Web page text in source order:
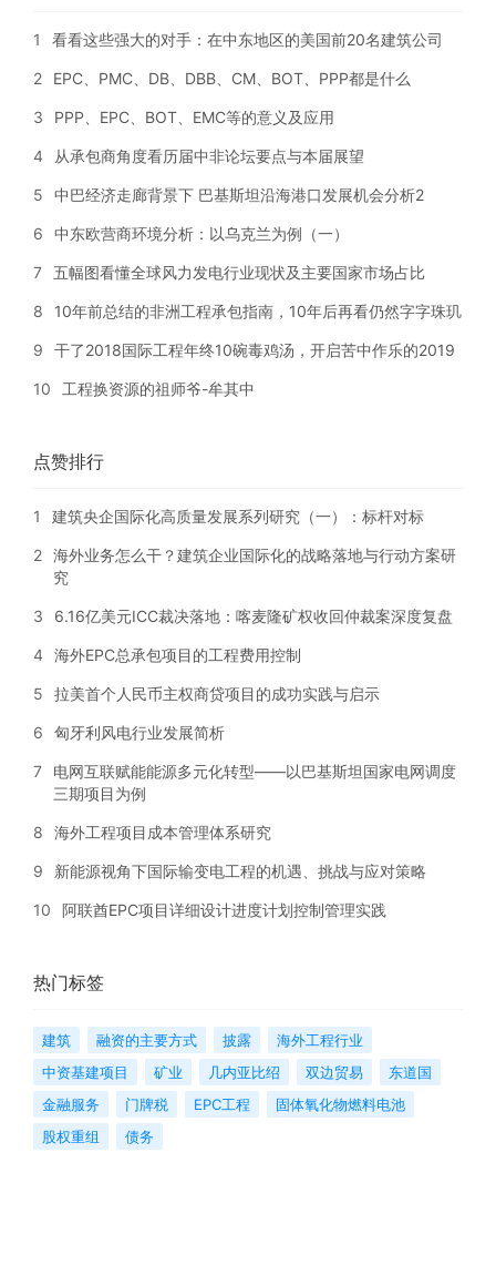
1 看看这些强大的对手：在中东地区的美国前20名建筑公司
2 EPC、PMC、DB、DBB、CM、BOT、PPP都是什么
3 PPP、EPC、BOT、EMC等的意义及应用
4 从承包商角度看历届中非论坛要点与本届展望
5 中巴经济走廊背景下 巴基斯坦沿海港口发展机会分析2
6 中东欧营商环境分析：以乌克兰为例（一）
7 五幅图看懂全球风力发电行业现状及主要国家市场占比
8 10年前总结的非洲工程承包指南，10年后再看仍然字字珠玑
9 干了2018国际工程年终10碗毒鸡汤，开启苦中作乐的2019
10 工程换资源的祖师爷-牟其中
点赞排行
1 建筑央企国际化高质量发展系列研究（一）：标杆对标
2 海外业务怎么干？建筑企业国际化的战略落地与行动方案研
究
3 6.16亿美元ICC裁决落地：喀麦隆矿权收回仲裁案深度复盘
4 海外EPC总承包项目的工程费用控制
5 拉美首个人民币主权商贷项目的成功实践与启示
6 匈牙利风电行业发展简析
7
电网互联赋能能源多元化转型——以巴基斯坦国家电网调度
三期项目为例
8 海外工程项目成本管理体系研究
9 新能源视角下国际输变电工程的机遇、挑战与应对策略
10 阿联酋EPC项目详细设计进度计划控制管理实践
热门标签
建筑 融资的主要方式 披露
海外工程行业
中资基建项目
矿业 几内亚比绍 双边贸易
东道国
金融服务
门牌税 EPC工程
固体氧化物燃料电池
股权重组
债务